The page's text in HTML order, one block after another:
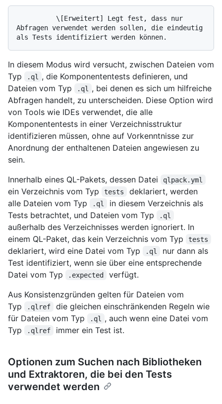
Abfragen verwendet werden sollen, die eindeutig
In diesem Modus wird versucht, zwischen Dateien vom
Typ
.ql
, die Komponententests definieren, und
Dateien vom Typ
.ql
, bei denen es sich um hilfreiche
Abfragen handelt, zu unterscheiden. Diese Option wird
von Tools wie IDEs verwendet, die alle
Komponententests in einer Verzeichnisstruktur
identifizieren müssen, ohne auf Vorkenntnisse zur
Anordnung der enthaltenen Dateien angewiesen zu
sein.
Innerhalb eines QL-Pakets, dessen Datei
qlpack.yml
ein Verzeichnis vom Typ tests
deklariert, werden
alle Dateien vom Typ
.ql
in diesem Verzeichnis als
Tests betrachtet, und Dateien vom Typ
.ql
außerhalb des Verzeichnisses werden ignoriert. In
einem QL-Paket, das kein Verzeichnis vom Typ
tests
deklariert, wird eine Datei vom Typ .ql
nur dann als
Test identifiziert, wenn sie über eine entsprechende
Datei vom Typ
.expected
verfügt.
Aus Konsistenzgründen gelten für Dateien vom
Typ
.qlref
die gleichen einschränkenden Regeln wie
für Dateien vom Typ
.ql
, auch wenn eine Datei vom
Typ
.qlref immer ein Test ist.
Optionen zum Suchen nach Bibliotheken
und Extraktoren, die bei den Tests
verwendet werden